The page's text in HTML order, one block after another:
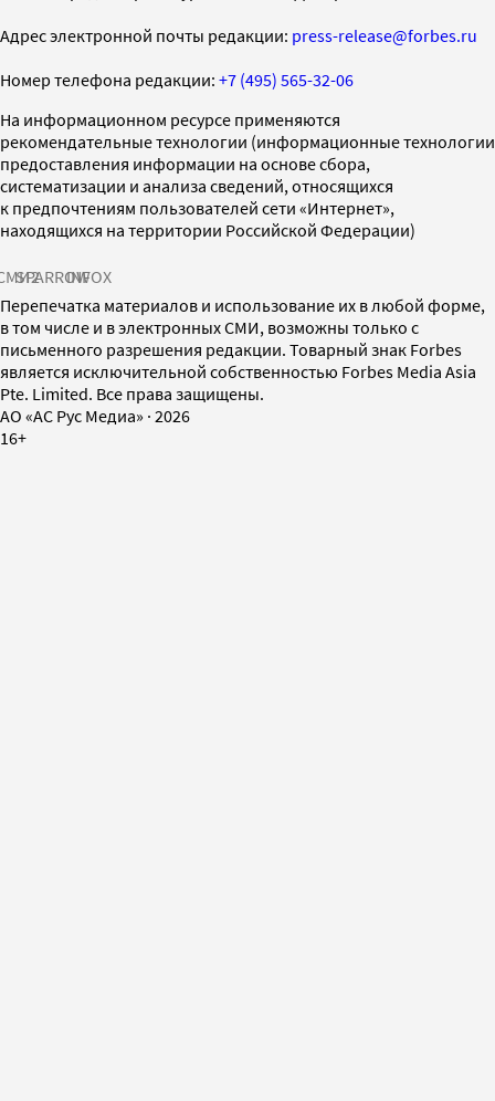
Адрес электронной почты редакции: press-release@forbes.ru
Номер телефона редакции: +7 (495) 565-32-06
На информационном ресурсе применяются
рекомендательные технологии (информационные технологии
предоставления информации на основе сбора,
систематизации и анализа сведений, относящихся
к предпочтениям пользователей сети «Интернет»,
находящихся на территории Российской Федерации)
SPARROWINFOX
Перепечатка материалов и использование их в любой форме,
в том числе и в электронных СМИ, возможны только с
письменного разрешения редакции. Товарный знак Forbes
является исключительной собственностью Forbes Media Asia
Pte. Limited. Все права защищены.
AO «АС Рус Медиа» · 2026
16+